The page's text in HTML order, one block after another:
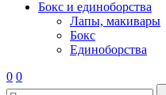
Бокс и единоборства
Лапы, макивары
Бокс
Единоборства
0 0